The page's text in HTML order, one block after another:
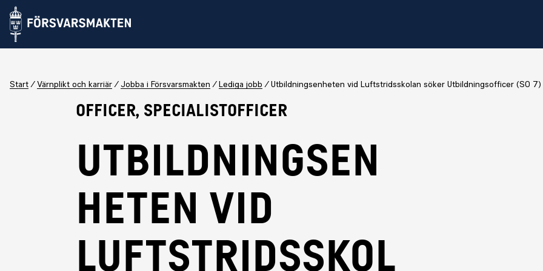
Start Värnplikt och karriär Jobba i Försvarsmakten Lediga jobb Utbildningsenheten vid Luftstridsskolan söker Utbildningsofficer (SO 7)
Officer, Specialistofficer
Utbildningsen
heten vid
Luftstridsskol